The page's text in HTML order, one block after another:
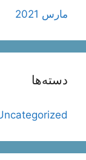
مارس 2021
دسته‌ها